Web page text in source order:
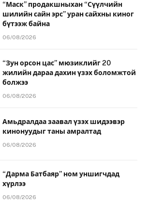
“Маск” продакшныхан “Сүүлчийн
шилийн сайн эрс” уран сайхны киног
бүтээж байна
06/08/2026
“Зун орсон цас” мюзиклийг 20
жилийн дараа дахин үзэх боломжтой
болжээ
06/08/2026
Амьдралдаа заавал үзэх шидээвэр
кинонуудыг таны амралтад
06/08/2026
“Дарма Батбаяр” ном уншигчдад
хүрлээ
06/08/2026